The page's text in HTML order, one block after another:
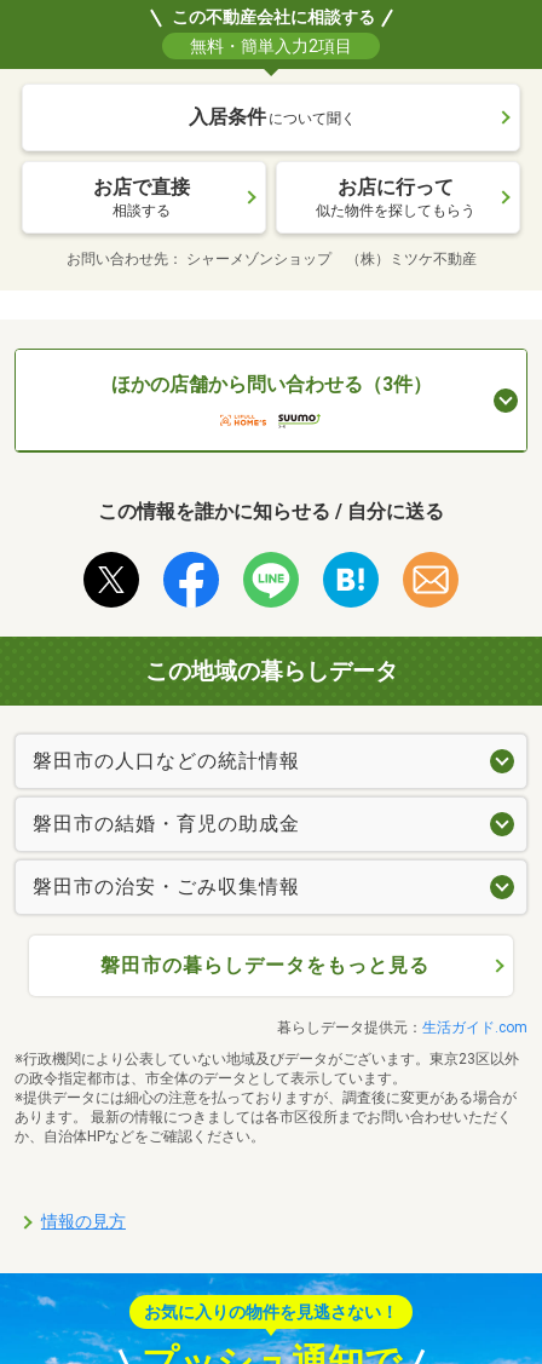
この不動産会社に相談する
無料・簡単入力2項目
入居条件 について聞く
お店で直接
相談する
お店に行って
似た物件を探してもらう
お問い合わせ先 シャーメゾンショップ （株）ミツケ不動産
ほかの店舗から問い合わせる（3件）
この情報を誰かに知らせる / 自分に送る
この地域の暮らしデータ
磐田市の人口などの統計情報
磐田市の結婚・育児の助成金
磐田市の治安・ごみ収集情報
磐田市の暮らしデータをもっと見る
暮らしデータ提供元： 生活ガイド.com
※行政機関により公表していない地域及びデータがございます。東京23区以外
の政令指定都市は、市全体のデータとして表示しています。
※提供データには細心の注意を払っておりますが、調査後に変更がある場合が
あります。 最新の情報につきましては各市区役所までお問い合わせいただく
か、自治体HPなどをご確認ください。
情報の見方
お気に入りの物件を見逃さない！